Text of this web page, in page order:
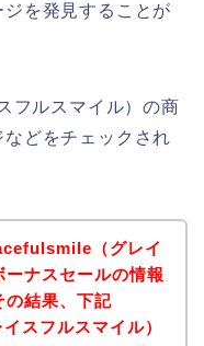
を発見することが
フルスマイル）の商
どをチェックされ
（グレイ
ナスセールの情報
の結果、下記
スフルスマイル）